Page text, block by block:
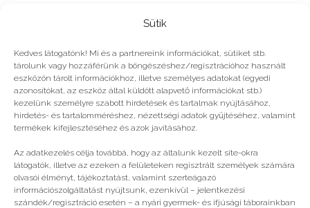
Sütik
Kedves látogatónk! Mi és a partnereink információkat, sütiket stb.
tárolunk vagy hozzáférünk a böngészéshez/regisztrációhoz használt
eszközön tárolt információkhoz, illetve személyes adatokat (egyedi
azonosítókat, az eszköz által küldött alapvető információkat stb.)
kezelünk személyre szabott hirdetések és tartalmak nyújtásához,
hirdetés- és tartalomméréshez, nézettségi adatok gyűjtéséhez, valamint
termékek kifejlesztéséhez és azok javításához.
Az adatkezelés célja továbbá, hogy az általunk kezelt site-okra
látogatók, illetve az ezeken a felületeken regisztrált személyek számára
olvasói élményt, tájékoztatást, valamint szerteágazó
információszolgáltatást nyújtsunk, ezenkívül – jelentkezési
szándék/regisztráció esetén – a nyári gyermek- és ifjúsági táborainkban